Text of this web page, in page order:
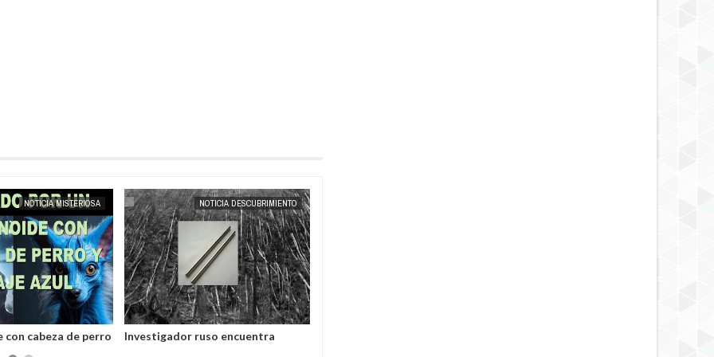
MAY
NOTICIA MISTERIOSA
con cabeza de perro
NOTICIA DESCUBRIMIENTO
Investigador ruso encuentra